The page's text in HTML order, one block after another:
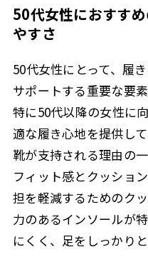
50代女性におすす
やすさ
50代女性にとって、履
サポートする重要な要
特に50代以降の女性に
適な履き心地を提供し
靴が支持される理由の
フィット感とクッショ
担を軽減するためのク
力のあるインソールが
にくく、足をしっかりと